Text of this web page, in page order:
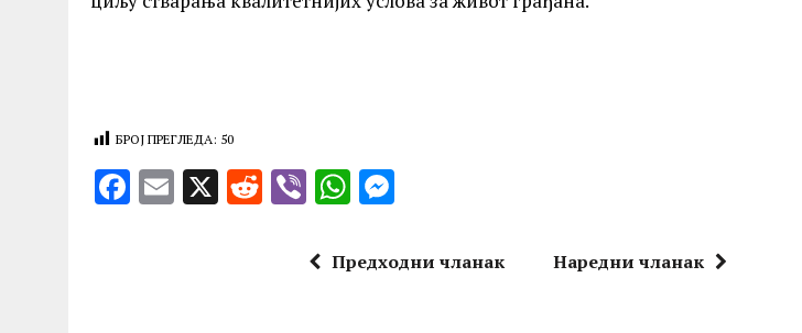
БРОЈ ПРЕГЛЕДА: 50
F E X R V
er
W
atse
Предходни чланак Наредни чланак